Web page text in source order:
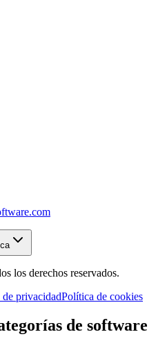
los derechos reservados.
privacidadPolítica de cookies
de software